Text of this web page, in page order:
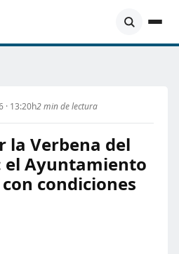
· 13:20h2 min de lectura
la Verbena del
el Ayuntamiento
condiciones